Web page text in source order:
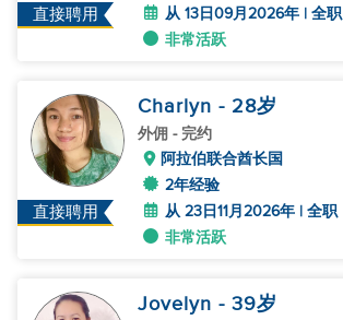
直接聘用
从 13日09月2026年 | 全职
非常活跃
直接聘用
Charlyn - 28岁
外佣 - 完约
阿拉伯联合酋长国
2年经验
从 23日11月2026年 | 全职
非常活跃
Jovelyn - 39岁